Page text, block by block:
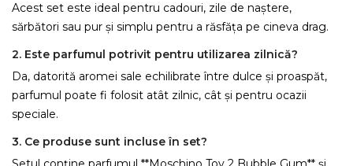
Acest set este ideal pentru cadouri, zile de naștere,
sărbători sau pur și simplu pentru a răsfăța pe cineva drag.
2. Este parfumul potrivit pentru utilizarea zilnică?
Da, datorită aromei sale echilibrate între dulce și proaspăt,
parfumul poate fi folosit atât zilnic, cât și pentru ocazii
speciale.
3. Ce produse sunt incluse în set?